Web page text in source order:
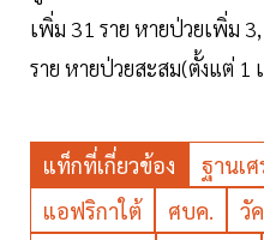
เพิ่ม 31 ราย หายป่วยเพิ่ม
ราย หายป่วยสะสม(ตั้งแต่ 1
แท็กที่เกี่ยวข้อง ฐานเ
แอฟริกาใต้
ศบค.
วั